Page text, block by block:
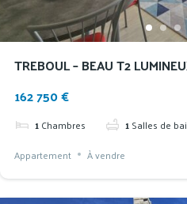
TREBOUL – BEAU T2
162 750 €
1Chambres 1Salles de
Appartement
À vendre